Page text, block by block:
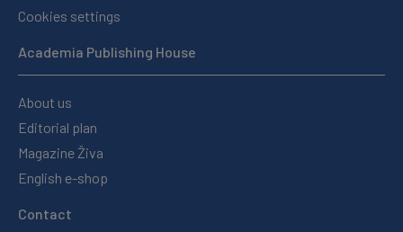
Cookies settings
Academia Publishing House
About us
Editorial plan
Magazine Živa
English e-shop
Contact